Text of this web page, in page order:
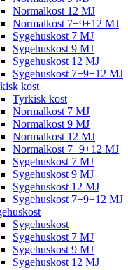
Normalkost 12 MJ
Normalkost 7+9+12 MJ
Sygehuskost 7 MJ
Sygehuskost 9 MJ
Sygehuskost 12 MJ
Sygehuskost 7+9+12 MJ
kost
Tyrkisk kost
Normalkost 7 MJ
Normalkost 9 MJ
Normalkost 12 MJ
Normalkost 7+9+12 MJ
Sygehuskost 7 MJ
Sygehuskost 9 MJ
Sygehuskost 12 MJ
Sygehuskost 7+9+12 MJ
Sygehuskost
Sygehuskost 7 MJ
Sygehuskost 9 MJ
Sygehuskost 12 MJ